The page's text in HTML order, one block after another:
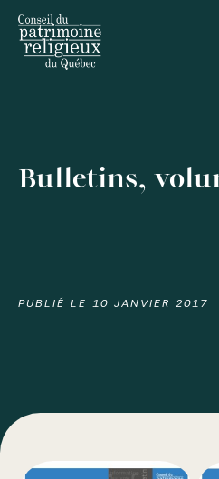
Guides
Bulletins,
PUBLIÉ LE 10 JANVIER 2017